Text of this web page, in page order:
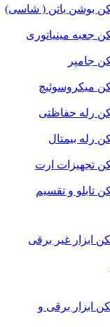
بوشن باتن ( شاسی)
جعبه مینیاتوری
جامپر
میکروسوئیچ
رله حفاظتی
رله بیمتال
تجهیزات ارت
تابلو و تقسیم
ابزار غیر برقی
ابزار برقی و